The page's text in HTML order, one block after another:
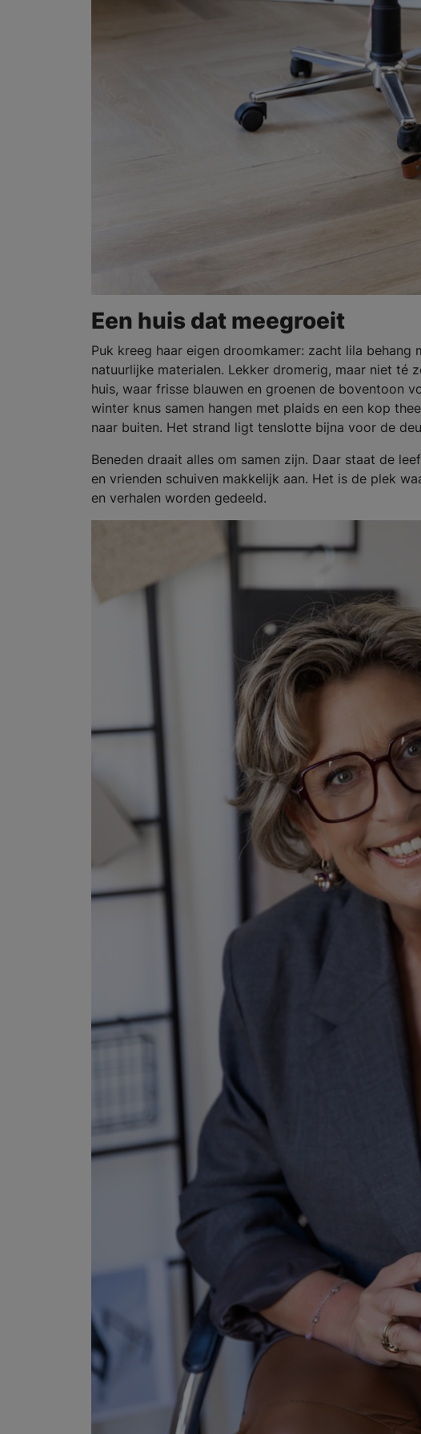
Een huis dat meegroeit
Puk kreeg haar eigen droomkamer: zacht lila
natuurlijke materialen. Lekker dromerig, maar niet
huis, waar frisse blauwen en groenen de boventoon
winter knus samen hangen met plaids en een kop
naar buiten. Het strand ligt tenslotte bijna voor de
Beneden draait alles om samen zijn. Daar staat de
en vrienden schuiven makkelijk aan. Het is de plek
en verhalen worden gedeeld.